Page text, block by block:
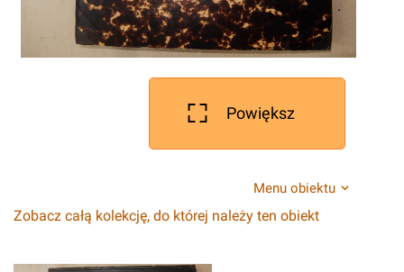
Powiększ
Menu obiektu
Zobacz całą kolekcję, do której należy ten obiekt